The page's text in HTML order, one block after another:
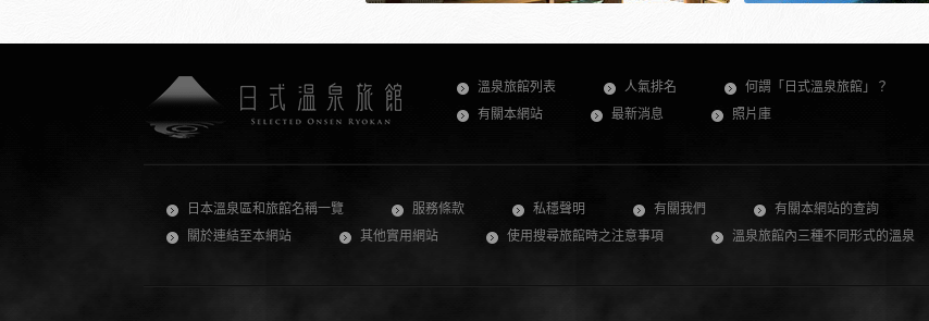
溫泉旅館列表 人氣排名
何謂「日式溫泉旅館」？
有關本網站
最新消息 照片庫
日本溫泉區和旅館名稱一覽 服務條款 私穩聲明 有關我們
有關本網站的查詢
關於連結至本網站
其他實用網站 使用搜尋旅館時之注意事項 溫泉旅館內三種不同形式的溫泉